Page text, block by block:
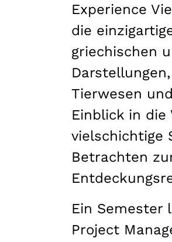
Experience
die
griechischen
Tierwesen
Einblick in
vielschichtige
Betrachten
Ein Semester
Project